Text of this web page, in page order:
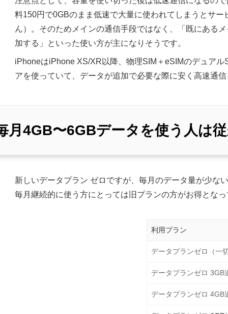
料150円で0GBのまま低速で大量に使われてしまうとサ
ん）。そのためメインの通信手段ではなく、「既にある
加する」といった使い方が主になりそうです。
iPhoneはiPhone XS/XR以降、物理SIM＋eSIMのデュア
アを使っていて、データが追加で必要な際に安く高速通
月4GB〜6GBデータを使う人は
新しいデータプラン ゼロですが、毎月のデータ量が少な
毎月継続的に使う方にとっては旧プランの方がお得とな
利用プラン
データプランゼロ（一
データプランゼロ 3GB
データプランゼロ 4GB